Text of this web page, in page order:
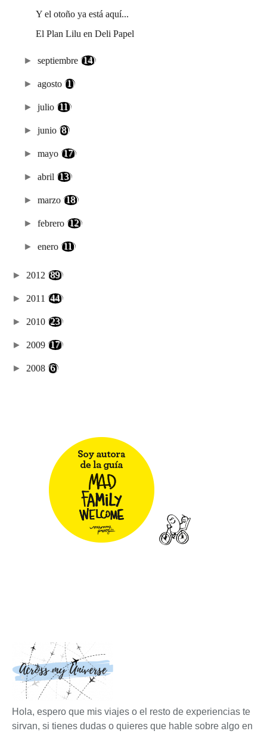
Y el otoño ya está aquí...
El Plan Lilu en Deli Papel
►septiembre (14)
►agosto(1)
►julio(11)
►junio(8)
►mayo (17)
►abril (13)
►marzo (18)
►febrero (12)
►enero(11)
► 2012 (89)
► 2011 (44)
► 2010 (23)
► 2009 (17)
► 2008 (6)
Hola, espero que mis viajes o el resto de experiencias te
sirvan, si tienes dudas o quieres que hable sobre algo en